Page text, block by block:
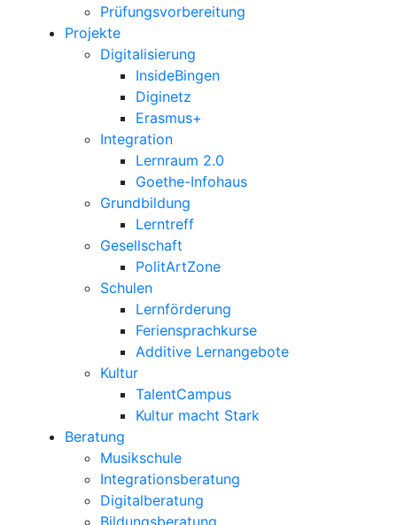
Prüfungsvorbereitung
Projekte
Digitalisierung
InsideBingen
Diginetz
Erasmus+
Integration
Lernraum 2.0
Goethe-Infohaus
Grundbildung
Lerntreff
Gesellschaft
PolitArtZone
Schulen
Lernförderung
Feriensprachkurse
Additive Lernangebote
Kultur
TalentCampus
Kultur macht Stark
Beratung
Musikschule
Integrationsberatung
Digitalberatung
Bildungsberatung